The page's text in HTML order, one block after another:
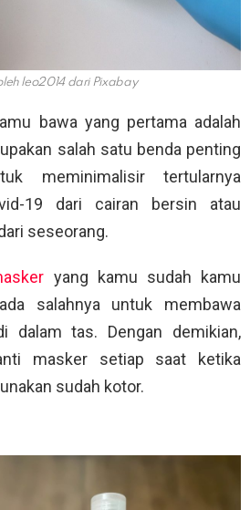
leo2014 dari Pixabay
bawa yang pertama adalah
salah satu benda penting
meminimalisir tertularnya
19 dari cairan bersin atau
seseorang.
yang kamu sudah kamu
salahnya untuk membawa
dalam tas. Dengan demikian,
masker setiap saat ketika
sudah kotor.